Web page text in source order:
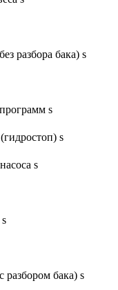
разбора бака) s
s
s
s
разбором бака) s